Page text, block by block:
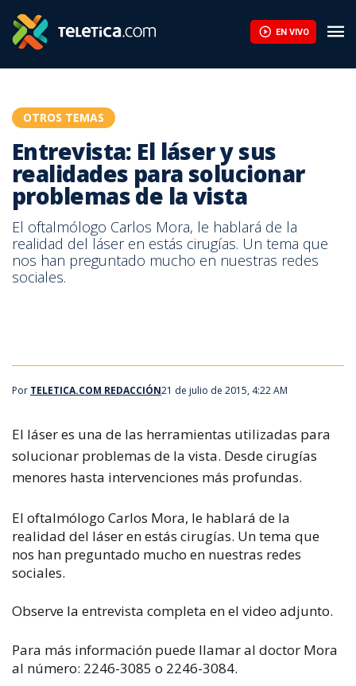
EN VIVO
OTROS TEMAS
Entrevista: El láser y sus
realidades para solucionar
problemas de la vista
El oftalmólogo Carlos Mora, le hablará de la
realidad del láser en estás cirugías. Un tema que
nos han preguntado mucho en nuestras redes
sociales.
Por TELETICA.COM REDACCIÓN21 de julio de 2015, 4:22 AM
El láser es una de las herramientas utilizadas para
solucionar problemas de la vista. Desde cirugías
menores hasta intervenciones más profundas.
El oftalmólogo Carlos Mora, le hablará de la
realidad del láser en estás cirugías. Un tema que
nos han preguntado mucho en nuestras redes
sociales.
Observe la entrevista completa en el video adjunto.
Para más información puede llamar al doctor Mora
al número: 2246-3085 o 2246-3084.